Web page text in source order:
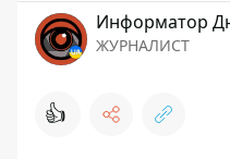
Информатор
ЖУРНАЛИСТ
👍